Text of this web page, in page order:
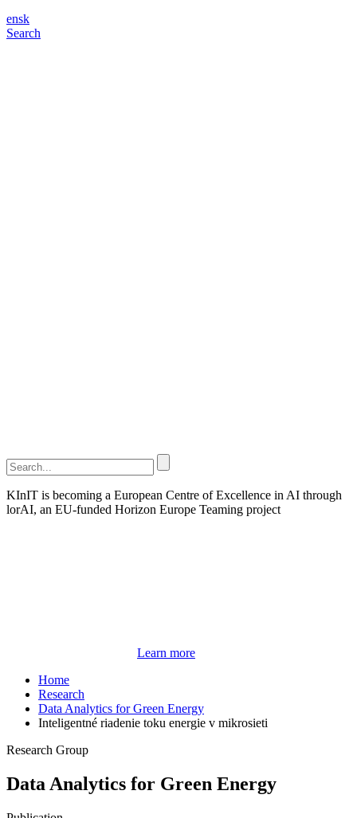
ensk
Search
KInIT is becoming a European Centre of Excellence in AI through
lorAI, an EU-funded Horizon Europe Teaming project
Learn more
Home
Research
Data Analytics for Green Energy
Inteligentné riadenie toku energie v mikrosieti
Research Group
Data Analytics for Green Energy